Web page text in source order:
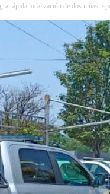
rápida localización de dos niñas